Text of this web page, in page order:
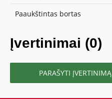
Paaukštintas bortas
Įvertinimai (0)
PARAŠYTI ĮVERTINIMĄ